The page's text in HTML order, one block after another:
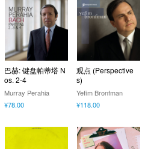
巴赫: 键盘帕蒂塔 N
os. 2-4
Murray Perahia
¥78.00
观点 (Perspective
s)
Yefim Bronfman
¥118.00